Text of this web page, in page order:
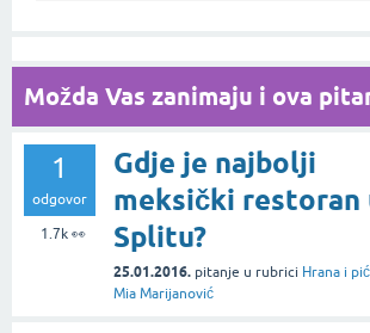
Možda Vas zanimaju i ova
1
odgovor
1.7k👀
Gdje je najbolji
meksički restoran
Splitu?
25.01.2016. pitanje u rubrici Hrana i
Mia Marijanović